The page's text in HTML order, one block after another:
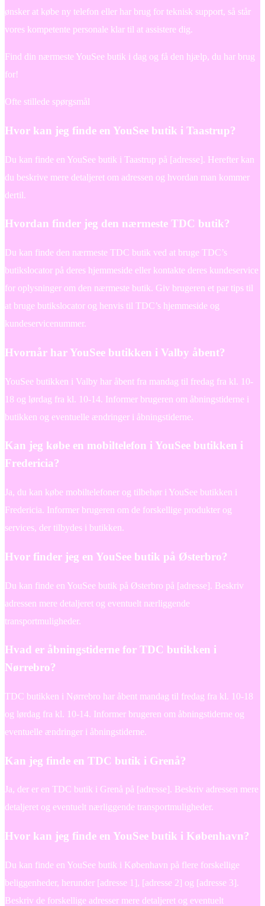
ønsker at købe ny telefon eller har brug for teknisk support, så står
vores kompetente personale klar til at assistere dig.
Find din nærmeste YouSee butik i dag og få den hjælp, du har brug
for!
Ofte stillede spørgsmål
Hvor kan jeg finde en YouSee butik i Taastrup?
Du kan finde en YouSee butik i Taastrup på [adresse]. Herefter kan
du beskrive mere detaljeret om adressen og hvordan man kommer
dertil.
Hvordan finder jeg den nærmeste TDC butik?
Du kan finde den nærmeste TDC butik ved at bruge TDC’s
butikslocator på deres hjemmeside eller kontakte deres kundeservice
for oplysninger om den nærmeste butik. Giv brugeren et par tips til
at bruge butikslocator og henvis til TDC’s hjemmeside og
kundeservicenummer.
Hvornår har YouSee butikken i Valby åbent?
YouSee butikken i Valby har åbent fra mandag til fredag fra kl. 10-
18 og lørdag fra kl. 10-14. Informer brugeren om åbningstiderne i
butikken og eventuelle ændringer i åbningstiderne.
Kan jeg købe en mobiltelefon i YouSee butikken i
Fredericia?
Ja, du kan købe mobiltelefoner og tilbehør i YouSee butikken i
Fredericia. Informer brugeren om de forskellige produkter og
services, der tilbydes i butikken.
Hvor finder jeg en YouSee butik på Østerbro?
Du kan finde en YouSee butik på Østerbro på [adresse]. Beskriv
adressen mere detaljeret og eventuelt nærliggende
transportmuligheder.
Hvad er åbningstiderne for TDC butikken i
Nørrebro?
TDC butikken i Nørrebro har åbent mandag til fredag fra kl. 10-18
og lørdag fra kl. 10-14. Informer brugeren om åbningstiderne og
eventuelle ændringer i åbningstiderne.
Kan jeg finde en TDC butik i Grenå?
Ja, der er en TDC butik i Grenå på [adresse]. Beskriv adressen mere
detaljeret og eventuelt nærliggende transportmuligheder.
Hvor kan jeg finde en YouSee butik i København?
Du kan finde en YouSee butik i København på flere forskellige
beliggenheder, herunder [adresse 1], [adresse 2] og [adresse 3].
Beskriv de forskellige adresser mere detaljeret og eventuelt